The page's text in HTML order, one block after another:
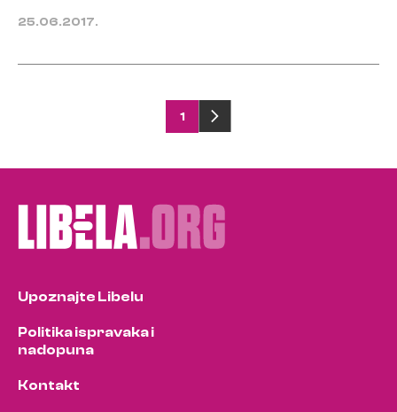
25.06.2017.
pagination
1
Upoznajte Libelu
Politika ispravaka i
nadopuna
Kontakt